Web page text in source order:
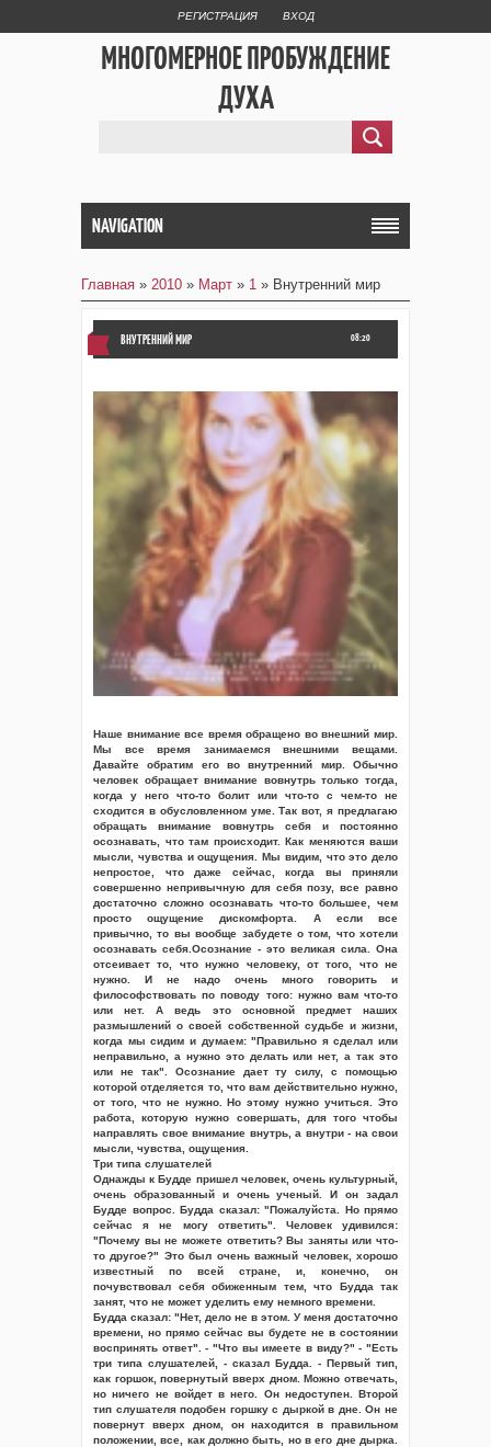
РЕГИСТРАЦИЯ ВХОД
МНОГОМЕРНОЕ ПРОБУЖДЕНИЕ
ДУХА
NAVIGATION
Главная » 2010 » Март » 1 » Внутренний мир
08:20
ВНУТРЕННИЙ МИР
Наше внимание все время обращено во внешний мир.
Мы все время занимаемся внешними вещами.
Давайте обратим его во внутренний мир. Обычно
человек обращает внимание вовнутрь только тогда,
когда у него что-то болит или что-то с чем-то не
сходится в обусловленном уме. Так вот, я предлагаю
обращать внимание вовнутрь себя и постоянно
осознавать, что там происходит. Как меняются ваши
мысли, чувства и ощущения. Мы видим, что это дело
непростое, что даже сейчас, когда вы приняли
совершенно непривычную для себя позу, все равно
достаточно сложно осознавать что-то большее, чем
просто ощущение дискомфорта. А если все
привычно, то вы вообще забудете о том, что хотели
осознавать себя.Осознание - это великая сила. Она
отсеивает то, что нужно человеку, от того, что не
нужно. И не надо очень много говорить и
философствовать по поводу того: нужно вам что-то
или нет. А ведь это основной предмет наших
размышлений о своей собственной судьбе и жизни,
когда мы сидим и думаем: "Правильно я сделал или
неправильно, а нужно это делать или нет, а так это
или не так". Осознание дает ту силу, с помощью
которой отделяется то, что вам действительно нужно,
от того, что не нужно. Но этому нужно учиться. Это
работа, которую нужно совершать, для того чтобы
направлять свое внимание внутрь, а внутри - на свои
мысли, чувства, ощущения.
Три типа слушателей
Однажды к Будде пришел человек, очень культурный,
очень образованный и очень ученый. И он задал
Будде вопрос. Будда сказал: "Пожалуйста. Но прямо
сейчас я не могу ответить". Человек удивился:
"Почему вы не можете ответить? Вы заняты или что-
то другое?" Это был очень важный человек, хорошо
известный по всей стране, и, конечно, он
почувствовал себя обиженным тем, что Будда так
занят, что не может уделить ему немного времени.
Будда сказал: "Нет, дело не в этом. У меня достаточно
времени, но прямо сейчас вы будете не в состоянии
воспринять ответ". - "Что вы имеете в виду?" - "Есть
три типа слушателей, - сказал Будда. - Первый тип,
как горшок, повернутый вверх дном. Можно отвечать,
но ничего не войдет в него. Он недоступен. Второй
тип слушателя подобен горшку с дыркой в дне. Он не
повернут вверх дном, он находится в правильном
положении, все, как должно быть, но в его дне дырка.